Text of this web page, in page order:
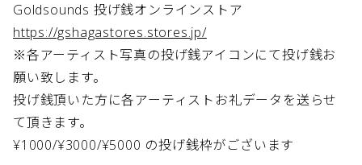
Goldsounds 投げ銭オンラインストア
https://gshagastores.stores.jp/
※各アーティスト写真の投げ銭アイコンにて投げ銭お
願い致します。
投げ銭頂いた方に各アーティストお礼データを送らせ
て頂きます。
¥1000/¥3000/¥5000 の投げ銭枠がございます